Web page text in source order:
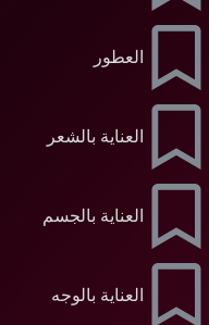
العطور
العناية بالشعر
العناية بالجسم
العناية بالوجه